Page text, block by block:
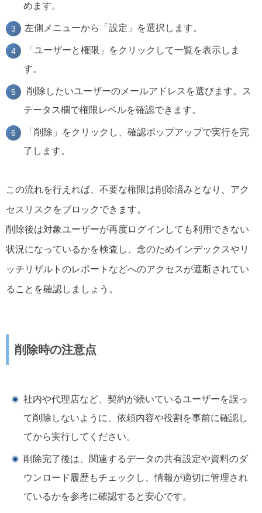
めます。
左側メニューから「設定」を選択します。
「ユーザーと権限」をクリックして一覧を表示しま
す。
削除したいユーザーのメールアドレスを選びます。ス
テータス欄で権限レベルを確認できます。
「削除」をクリックし、確認ポップアップで実行を完
了します。
この流れを行えれば、不要な権限は削除済みとなり、アク
セスリスクをブロックできます。
削除後は対象ユーザーが再度ログインしても利用できない
状況になっているかを検査し、念のためインデックスやリ
ッチリザルトのレポートなどへのアクセスが遮断されてい
ることを確認しましょう。
削除時の注意点
社内や代理店など、契約が続いているユーザーを誤っ
て削除しないように、依頼内容や役割を事前に確認し
てから実行してください。
削除完了後は、関連するデータの共有設定や資料のダ
ウンロード履歴もチェックし、情報が適切に管理され
ているかを参考に確認すると安心です。